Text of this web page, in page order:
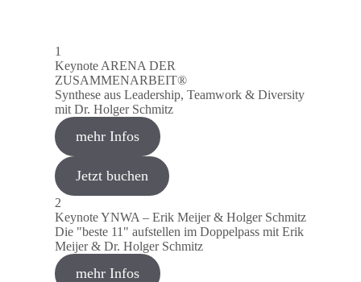
1
Keynote ARENA DER
ZUSAMMENARBEIT®
Synthese aus Leadership, Teamwork & Diversity
mit Dr. Holger Schmitz
mehr Infos
Jetzt buchen
2
Keynote YNWA – Erik Meijer & Holger Schmitz
Die "beste 11" aufstellen im Doppelpass mit Erik
Meijer & Dr. Holger Schmitz
mehr Infos